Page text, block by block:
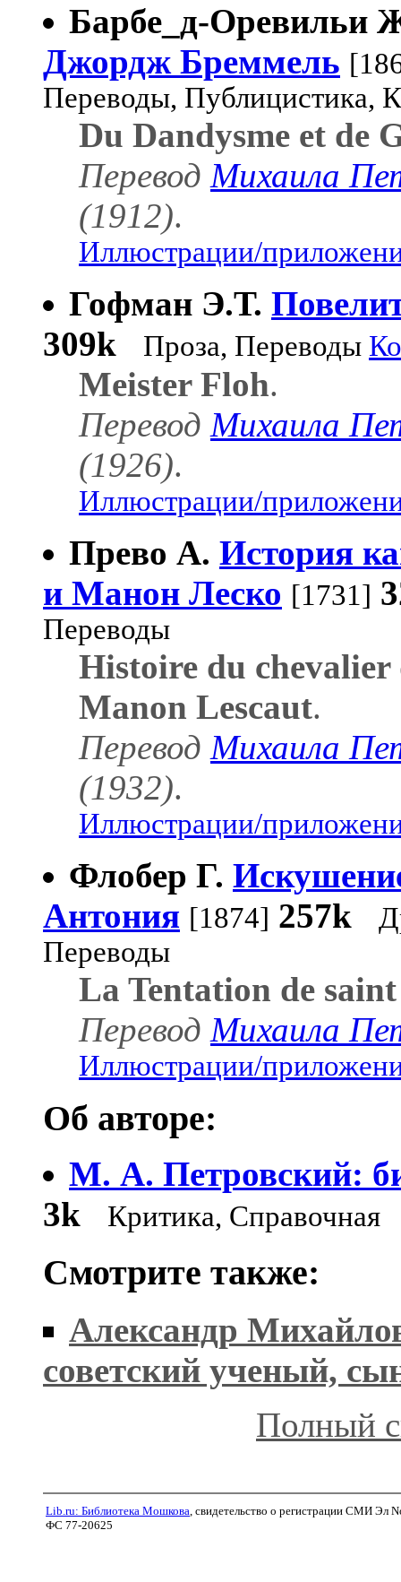
Барбе_д-Оревильи
Джордж Бреммель
Переводы, Публицистика,
Du Dandysme et de
Перевод Михаила
(1912).
Иллюстрации/
Гофман Э.Т.
309k
Проза, Переводы
Meister Floh.
Перевод Михаила
(1926).
Иллюстрации/
Прево А. История
и Манон Леско [1731]
Переводы
Histoire du chevalier
Manon Lescaut.
Перевод Михаила
(1932).
Иллюстрации/
Флобер Г.
Антония [1874] 257k
Переводы
La Tentation de
Перевод Михаила
Иллюстрации/
Об авторе:
М. А. Петровский:
3k
Критика, Справочная
Смотрите также:
Александр
советский ученый,
Полный
Lib.ru: Библиотека Мошкова, свидетельство о регистрации СМИ Эл
ФС 77-20625